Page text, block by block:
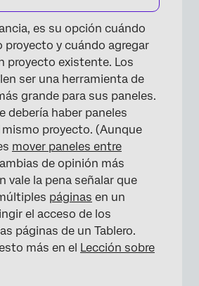
es su opción cuándo
proyecto y cuándo agregar
proyecto existente. Los
ser una herramienta de
grande para sus paneles.
debería haber paneles
mismo proyecto. (Aunque
mover paneles entre
de opinión más
vale la pena señalar que
páginas en un
el acceso de los
páginas de un Tablero.
más en el Lección sobre